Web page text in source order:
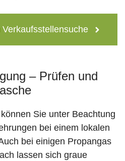
– Prüfen und
Sie unter Beachtung
bei einem lokalen
bei einigen Propangas
lassen sich graue